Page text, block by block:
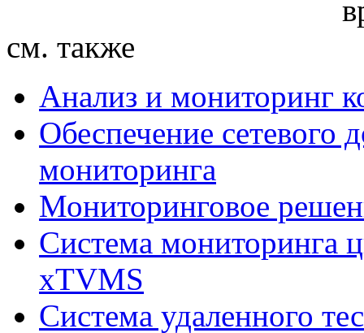
см. также
Анализ и мониторинг
Обеспечение сетевого
мониторинга
Мониторинговое
Система мониторинга
xTVMS
Система удаленного